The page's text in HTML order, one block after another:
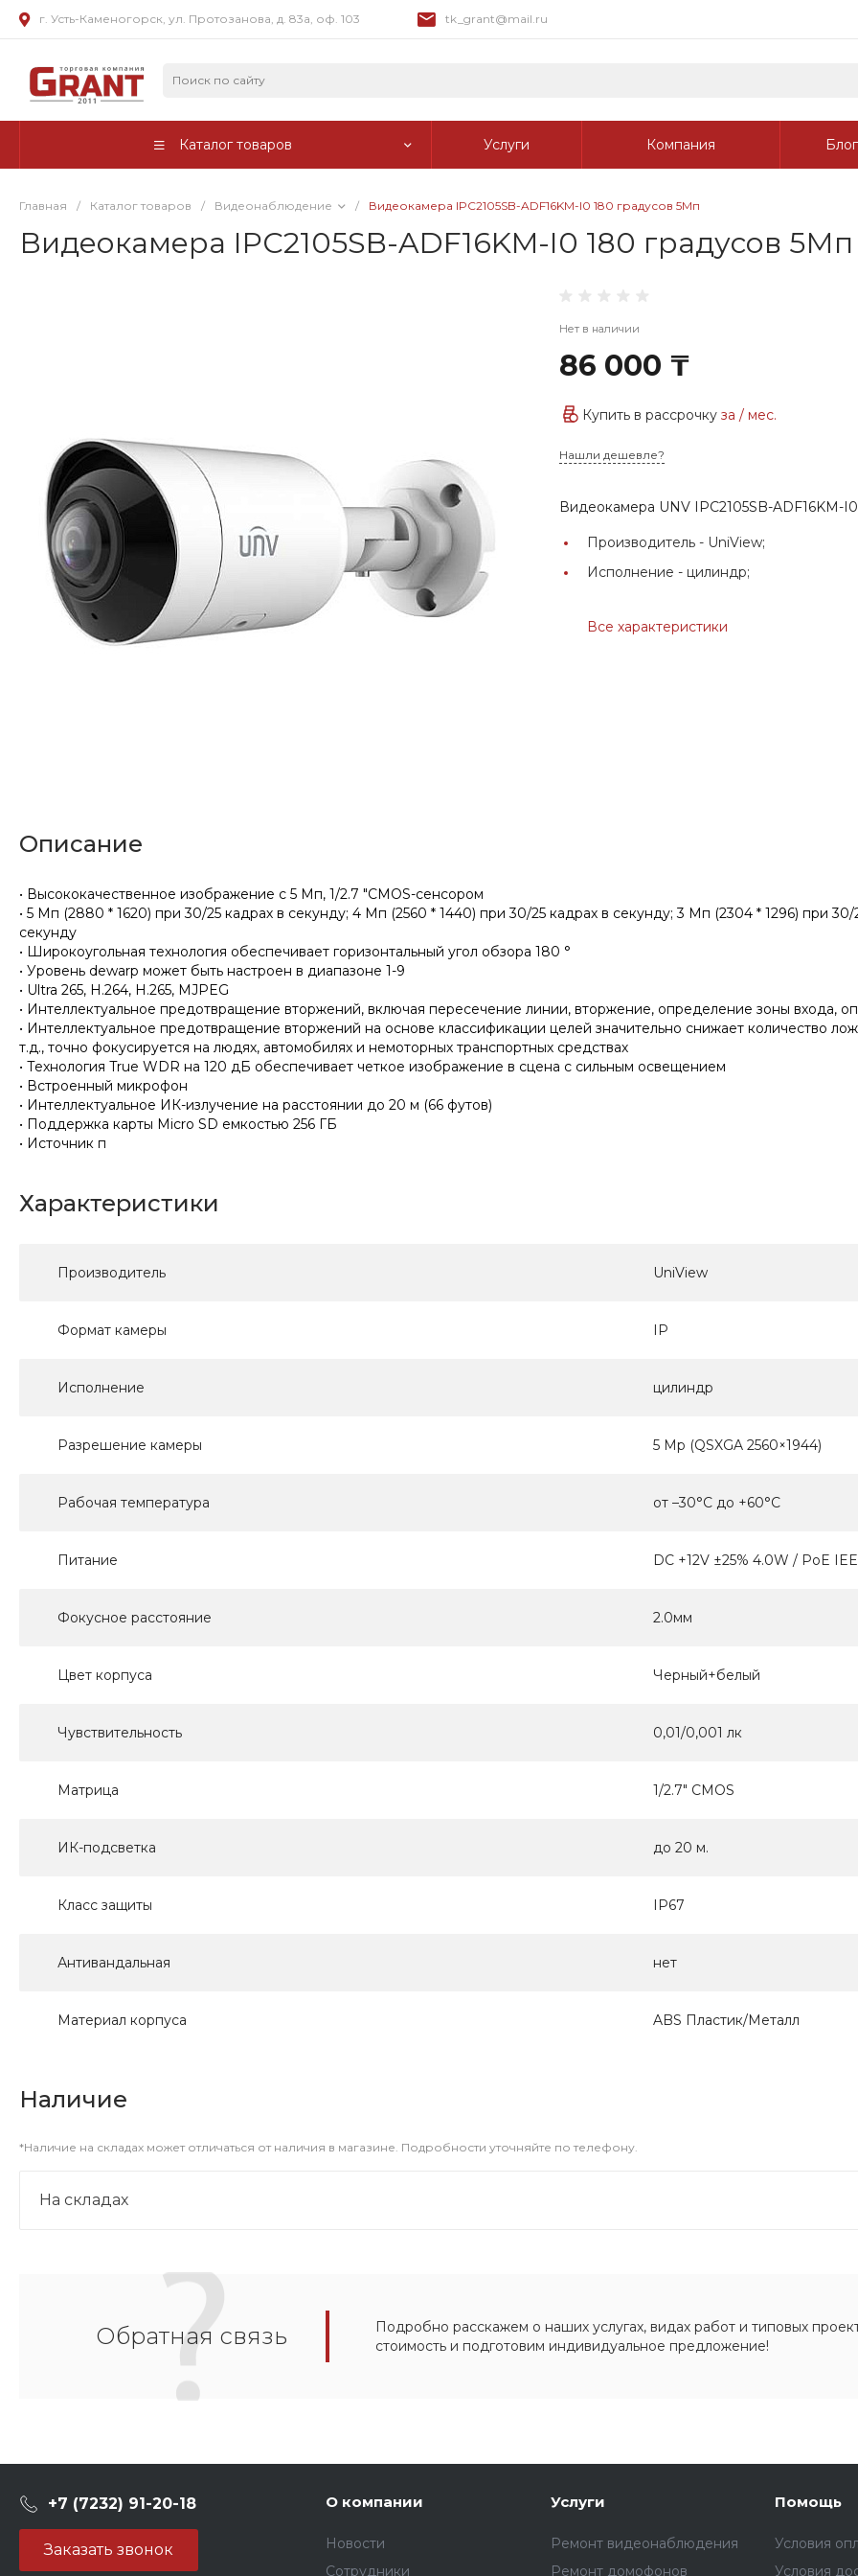
г. Усть-Каменогорск, ул. Протозанова, д. 83а, оф. 103 tk_grant@mail.ru
Каталог товаров Услуги Компания Блог
Главная / Каталог товаров / Видеонаблюдение / Видеокамера IPC2105SB-ADF16KM-I0 180 градусов 5Мп
Видеокамера IPC2105SB-ADF16KM-I0 180 градусов 5Мп
Нет в наличии
86 000 ₸
Купить в рассрочкуза/ мес.
Нашли дешевле?
Видеокамера UNV IPC2105SB-ADF16KM-I0
Производитель - UniView;
Исполнение - цилиндр;
Все характеристики
Описание
• Высококачественное изображение с 5 Мп, 1/2.7 "CMOS-сенсором
• 5 Мп (2880 * 1620) при 30/25 кадрах в секунду; 4 Мп (2560 * 1440) при 30/25 кадрах в секунду; 3 Мп (2304 * 1296) при
секунду
• Широкоугольная технология обеспечивает горизонтальный угол обзора 180 °
• Уровень dewarp может быть настроен в диапазоне 1-9
• Ultra 265, H.264, H.265, MJPEG
• Интеллектуальное предотвращение вторжений, включая пересечение линии, вторжение, определение зоны входа,
• Интеллектуальное предотвращение вторжений на основе классификации целей значительно снижает количество
т.д., точно фокусируется на людях, автомобилях и немоторных транспортных средствах
• Технология True WDR на 120 дБ обеспечивает четкое изображение в сцена с сильным освещением
• Встроенный микрофон
• Интеллектуальное ИК-излучение на расстоянии до 20 м (66 футов)
• Поддержка карты Micro SD емкостью 256 ГБ
• Источник п
Характеристики
Производитель UniView
Формат камеры IP
Исполнение цилиндр
Разрешение камеры 5 Мр (QSXGA 2560×1944)
Рабочая температура от –30°C до +60°C
Питание DC +12V ±25% 4.0W / PoE
Фокусное расстояние 2.0мм
Цвет корпуса Черный+белый
Чувствительность 0,01/0,001 лк
Матрица 1/2.7" CMOS
ИК-подсветка до 20 м.
Класс защиты IP67
Антивандальная нет
Материал корпуса ABS Пластик/Металл
Наличие
*Наличие на складах может отличаться от наличия в магазине. Подробности уточняйте по телефону.
На складах
Обратная связь
Подробно расскажем о наших услугах, видах работ и типовых
стоимость и подготовим индивидуальное предложение!
+7 (7232) 91-20-18
Заказать звонок
О компании
Новости
Сотрудники
Услуги
Ремонт видеонаблюдения
Ремонт домофонов
Помощь
Условия
Условия